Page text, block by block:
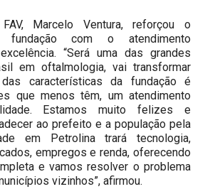
Marcelo Ventura, reforçou o
fundação com o atendimento
“Será uma das grandes
em oftalmologia, vai transformar
características da fundação é
que menos têm, um atendimento
Estamos muito felizes e
ao prefeito e a população pela
em Petrolina trará tecnologia,
empregos e renda, oferecendo
e vamos resolver o problema
vizinhos”, afirmou.